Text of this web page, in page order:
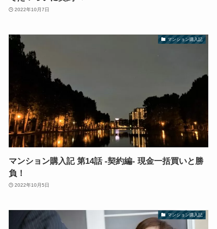
2022年10月7日
マンション購入記
マンション購入記 第14話 -契約編- 現金一括買いと勝
負！
2022年10月5日
マンション購入記